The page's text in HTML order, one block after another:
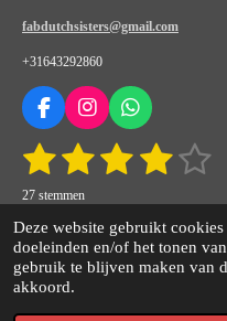
Deze website gebruikt
doeleinden en/of het tonen
gebruik te blijven maken van
akkoord.
fabdutchsisters@gmail.com
+31643292860
F
c
e
b
o
k
I
s
t
r
a
m
W
a
p
p
R
t
i
g
:
1
s
t
e
r
2
s
t
e
r
3
s
t
e
4
s
t
e
5
s
t
e
e
n
27 stemmen
Powered by JouwWeb